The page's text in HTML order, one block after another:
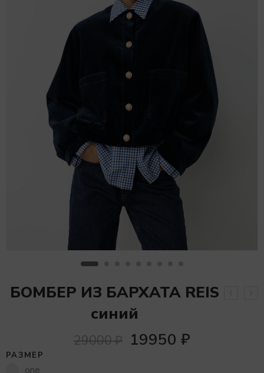
БОМБЕР ИЗ БАРХАТА REIS
синий
29000₽ 19950 ₽
РАЗМЕР
one